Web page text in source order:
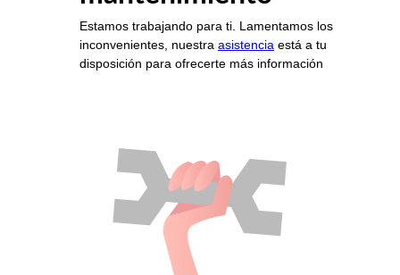
Estamos trabajando para ti. Lamentamos los
inconvenientes, nuestra asistencia está a tu
disposición para ofrecerte más información